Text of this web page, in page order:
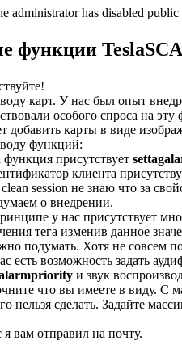
administrator has disabled public
функции
карт. У нас был опыт
особого спроса на
добавить карты в виде
функций:
функция присутствует
клиента
clean session не знаю что за
о внедрении.
у нас присутствует
тега изменив данное
подумать. Хотя не совсем
есть возможность задать
и звук
что вы имеете в виду. С
нельзя сделать. Задайте
вам отправил на почту.